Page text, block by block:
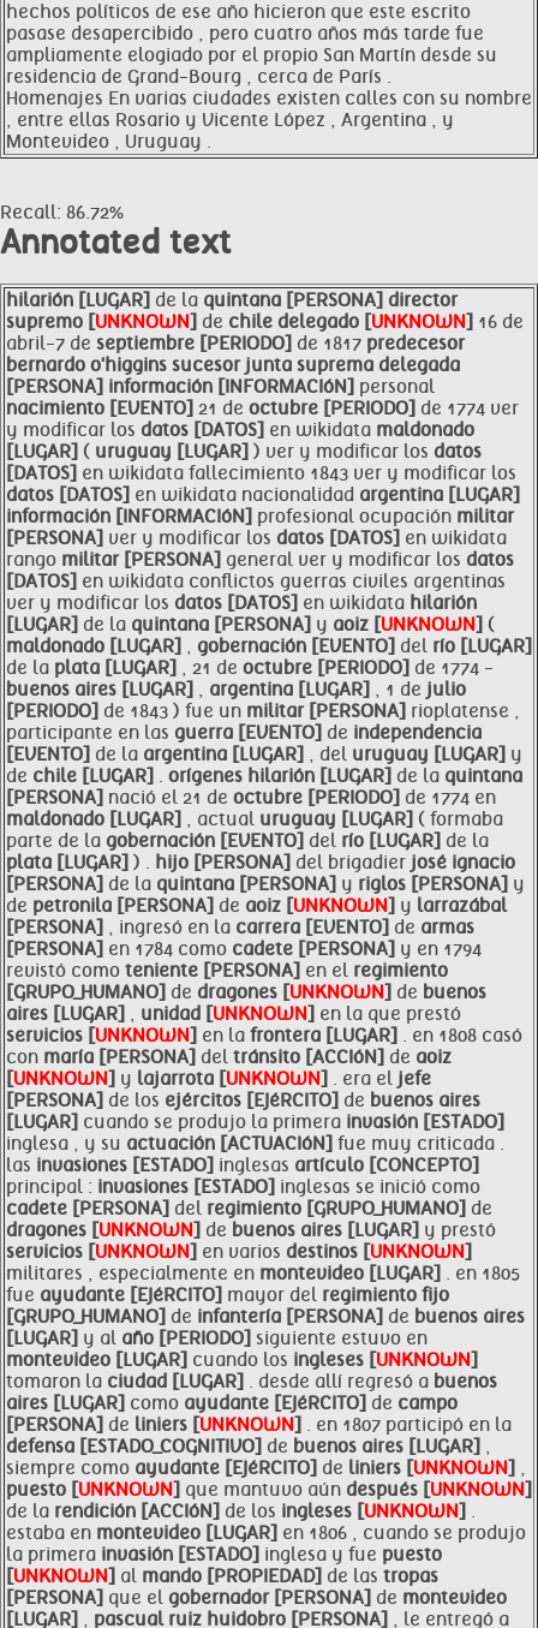
hechos políticos de ese año hicieron que este escrito
pasase desapercibido , pero cuatro años más tarde fue
ampliamente elogiado por el propio San Martín desde su
residencia de Grand-Bourg , cerca de París .
Homenajes En varias ciudades existen calles con su nombre
, entre ellas Rosario y Vicente López , Argentina , y
Montevideo , Uruguay .
Recall: 86.72%
Annotated text
hilarión [LUGAR] de la quintana [PERSONA] director
supremo [UNKNOWN] de chile delegado [UNKNOWN] 16 de
abril-7 de septiembre [PERIODO] de 1817 predecesor
bernardo o'higgins sucesor junta suprema delegada
[PERSONA] información [INFORMACIóN] personal
nacimiento [EVENTO] 21 de octubre [PERIODO] de 1774 ver
y modificar los datos [DATOS] en wikidata maldonado
[LUGAR] ( uruguay [LUGAR] ) ver y modificar los datos
[DATOS] en wikidata fallecimiento 1843 ver y modificar los
datos [DATOS] en wikidata nacionalidad argentina [LUGAR]
información [INFORMACIóN] profesional ocupación militar
[PERSONA] ver y modificar los datos [DATOS] en wikidata
rango militar [PERSONA] general ver y modificar los datos
[DATOS] en wikidata conflictos guerras civiles argentinas
ver y modificar los datos [DATOS] en wikidata hilarión
[LUGAR] de la quintana [PERSONA] y aoiz [UNKNOWN] (
maldonado [LUGAR] , gobernación [EVENTO] del río [LUGAR]
de la plata [LUGAR] , 21 de octubre [PERIODO] de 1774 -
buenos aires [LUGAR] , argentina [LUGAR] , 1 de julio
[PERIODO] de 1843 ) fue un militar [PERSONA] rioplatense ,
participante en las guerra [EVENTO] de independencia
[EVENTO] de la argentina [LUGAR] , del uruguay [LUGAR] y
de chile [LUGAR] . orígenes hilarión [LUGAR] de la quintana
[PERSONA] nació el 21 de octubre [PERIODO] de 1774 en
maldonado [LUGAR] , actual uruguay [LUGAR] ( formaba
parte de la gobernación [EVENTO] del río [LUGAR] de la
plata [LUGAR] ) . hijo [PERSONA] del brigadier josé ignacio
[PERSONA] de la quintana [PERSONA] y riglos [PERSONA] y
de petronila [PERSONA] de aoiz [UNKNOWN] y larrazábal
[PERSONA] , ingresó en la carrera [EVENTO] de armas
[PERSONA] en 1784 como cadete [PERSONA] y en 1794
revistó como teniente [PERSONA] en el regimiento
[GRUPO_HUMANO] de dragones [UNKNOWN] de buenos
aires [LUGAR] , unidad [UNKNOWN] en la que prestó
servicios [UNKNOWN] en la frontera [LUGAR] . en 1808 casó
con maría [PERSONA] del tránsito [ACCIóN] de aoiz
[UNKNOWN] y lajarrota [UNKNOWN] . era el jefe
[PERSONA] de los ejércitos [EJéRCITO] de buenos aires
[LUGAR] cuando se produjo la primera invasión [ESTADO]
inglesa , y su actuación [ACTUACIóN] fue muy criticada .
las invasiones [ESTADO] inglesas artículo [CONCEPTO]
principal : invasiones [ESTADO] inglesas se inició como
cadete [PERSONA] del regimiento [GRUPO_HUMANO] de
dragones [UNKNOWN] de buenos aires [LUGAR] y prestó
servicios [UNKNOWN] en varios destinos [UNKNOWN]
militares , especialmente en montevideo [LUGAR] . en 1805
fue ayudante [EJéRCITO] mayor del regimiento fijo
[GRUPO_HUMANO] de infantería [PERSONA] de buenos aires
[LUGAR] y al año [PERIODO] siguiente estuvo en
montevideo [LUGAR] cuando los ingleses [UNKNOWN]
tomaron la ciudad [LUGAR] . desde allí regresó a buenos
aires [LUGAR] como ayudante [EJéRCITO] de campo
[PERSONA] de liniers [UNKNOWN] . en 1807 participó en la
defensa [ESTADO_COGNITIVO] de buenos aires [LUGAR] ,
siempre como ayudante [EJéRCITO] de liniers [UNKNOWN] ,
puesto [UNKNOWN] que mantuvo aún después [UNKNOWN]
de la rendición [ACCIóN] de los ingleses [UNKNOWN] .
estaba en montevideo [LUGAR] en 1806 , cuando se produjo
la primera invasión [ESTADO] inglesa y fue puesto
[UNKNOWN] al mando [PROPIEDAD] de las tropas
[PERSONA] que el gobernador [PERSONA] de montevideo
[LUGAR] , pascual ruiz huidobro [PERSONA] , le entregó a